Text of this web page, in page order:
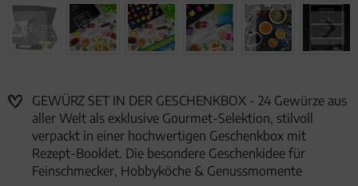
GEWÜRZ SET IN DER GESCHENKBOX - 24 Gewürze aus
aller Welt als exklusive Gourmet-Selektion, stilvoll
verpackt in einer hochwertigen Geschenkbox mit
Rezept-Booklet. Die besondere Geschenkidee für
Feinschmecker, Hobbyköche & Genussmomente